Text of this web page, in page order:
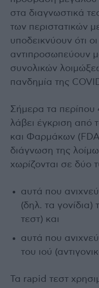
στα διαγνωστικά
των περιστατικών
υποδεικνύουν ότι
αντιπροσωπεύουν
συνολικών
πανδημία της
Σήμερα τα περίπου
λάβει έγκριση από
και Φαρμάκων
διάγνωση της
χωρίζονται σε δύο
αυτά που
(δηλ. τα γονίδια)
τεστ) και
αυτά που
του ιού
Τα rapid τεστ